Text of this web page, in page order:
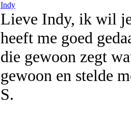
Indy
Lieve Indy, ik wil je
heeft me goed
die gewoon zegt
gewoon en stelde
S.